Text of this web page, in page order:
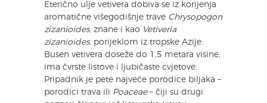
Eterično ulje vetivera dobiva se iz korijenja
aromatične višegodišnje trave Chrysopogon
zizanioides, znane i kao Vetiveria
zizanioides, porijeklom iz tropske Azije.
Busen vetivera doseže do 1,5 metara visine,
ima čvrste listove i ljubičaste cvjetove.
Pripadnik je pete najveće porodice biljaka –
porodici trava ili Poaceae– čiji su drugi